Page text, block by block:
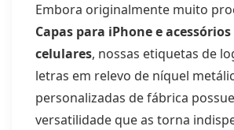
Embora originalmente muito
Capas para iPhone e
celulares, nossas etiquetas de
letras em relevo de níquel
personalizadas de fábrica
versatilidade que as torna